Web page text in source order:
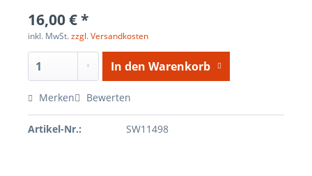
16,00 € *
inkl. MwSt.zzgl. Versandkosten
In den Warenkorb
Merken Bewerten
Artikel-Nr.: SW11498